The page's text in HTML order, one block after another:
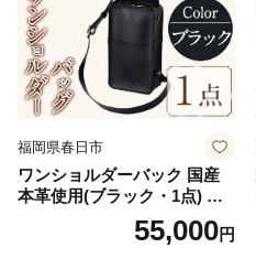
福岡県春日市
ワンショルダーバック 国産
本革使用(ブラック・1点) 鞄
バック バッグ カバン レザー
国産 日本製 牛革 黒 革 革製
55,000円